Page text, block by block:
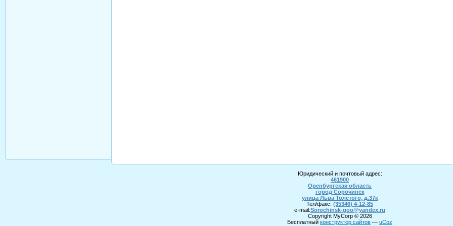
Юридический и почтовый адрес:
461900
Оренбургская область
город Сорочинск
улица Льва Толстого, д.37к
Тел/факс: (35346) 4-12-85
e-mail:Sorochinsk-goo@yandex.ru
Copyright MyCorp © 2026
Бесплатный конструктор сайтов — uCoz